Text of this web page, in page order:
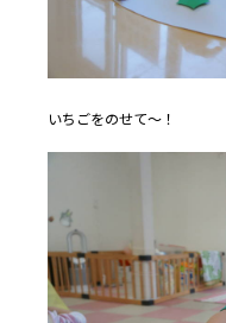
いちごをのせて～！